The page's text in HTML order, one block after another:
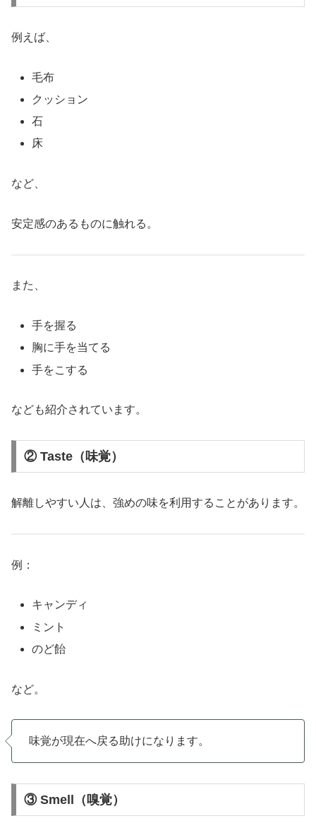
例えば、
毛布
クッション
石
床
など、
安定感のあるものに触れる。
また、
手を握る
胸に手を当てる
手をこする
なども紹介されています。
② Taste（味覚）
解離しやすい人は、強めの味を利用することがあります。
例：
キャンディ
ミント
のど飴
など。
味覚が現在へ戻る助けになります。
③ Smell（嗅覚）